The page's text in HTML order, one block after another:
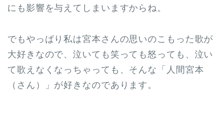
にも影響を与えてしまいますからね。
でもやっぱり私は宮本さんの思いのこもった歌が
大好きなので、泣いても笑っても怒っても、泣い
て歌えなくなっちゃっても、そんな「人間宮本
（さん）」が好きなのであります。